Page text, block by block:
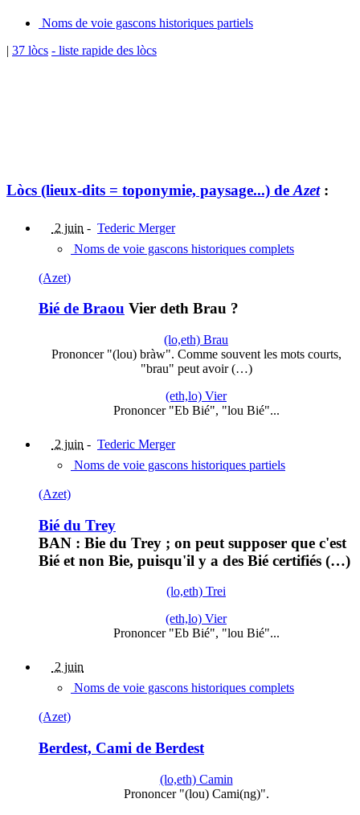
Noms de voie gascons historiques partiels
| 37 lòcs - liste rapide des lòcs
Lòcs (lieux-dits = toponymie, paysage...) de Azet:
2 juin - Tederic Merger
Noms de voie gascons historiques complets
(Azet)
Bié de Braou Vier deth Brau ?
(lo,eth) Brau
Prononcer "(lou) bràw". Comme souvent les mots courts,
"brau" peut avoir (…)
(eth,lo) Vier
Prononcer "Eb Bié", "lou Bié"...
2 juin - Tederic Merger
Noms de voie gascons historiques partiels
(Azet)
Bié du Trey
BAN : Bie du Trey ; on peut supposer que c'est
Bié et non Bie, puisqu'il y a des Bié certifiés (…)
(lo,eth) Trei
(eth,lo) Vier
Prononcer "Eb Bié", "lou Bié"...
2 juin
Noms de voie gascons historiques complets
(Azet)
Berdest, Cami de Berdest
(lo,eth) Camin
Prononcer "(lou) Cami(ng)".